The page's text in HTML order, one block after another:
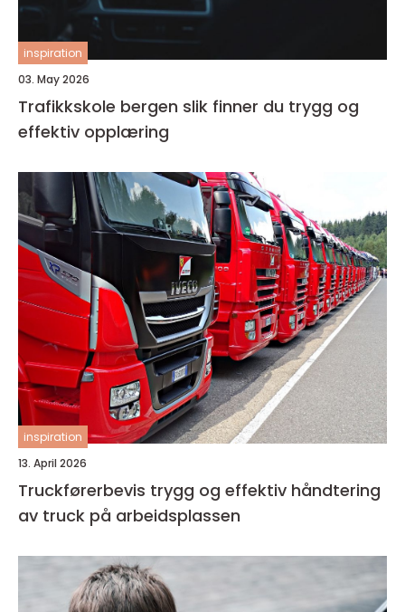
inspiration
03. May 2026
Trafikkskole bergen slik finner du trygg og
effektiv opplæring
inspiration
13. April 2026
Truckførerbevis trygg og effektiv håndtering
av truck på arbeidsplassen